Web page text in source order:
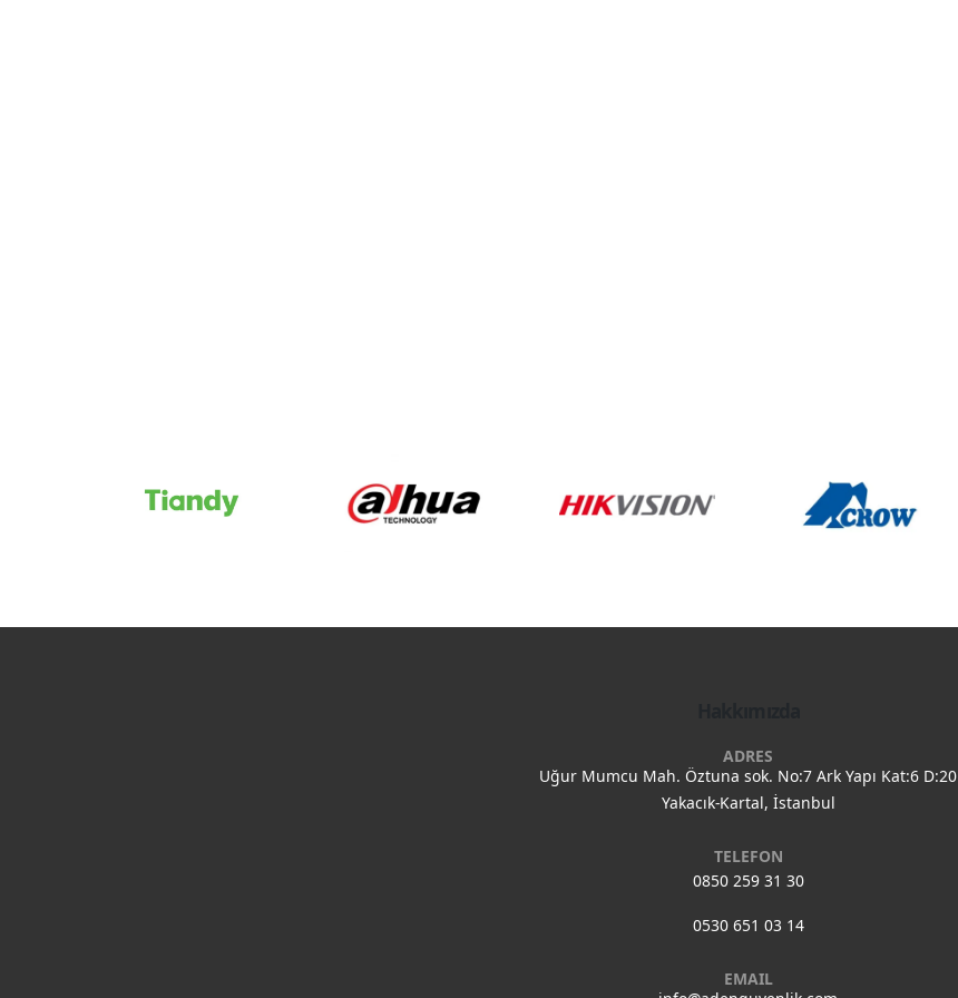
ADRES
Uğur Mumcu Mah. Öztuna sok. No:7 Ark Yapı Kat:6 D:20
Yakacık-Kartal, İstanbul
TELEFON
0850 259 31 30
0530 651 03 14
EMAIL